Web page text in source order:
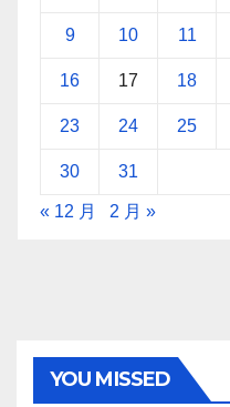
9 10 11
16 17 18
23 24 25
30 31
« 12 月 2 月 »
YOU MISSED